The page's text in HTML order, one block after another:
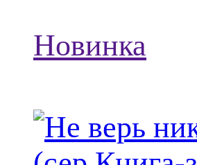
Новинка